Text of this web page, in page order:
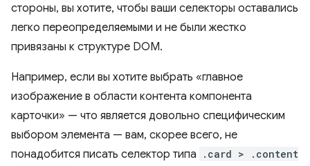
стороны, вы хотите, чтобы ваши селекторы оставались
легко переопределяемыми и не были жестко
привязаны к структуре DOM.
Например, если вы хотите выбрать «главное
изображение в области контента компонента
карточки» — что является довольно специфическим
выбором элемента — вам, скорее всего, не
понадобится писать селектор типа
.card > .content